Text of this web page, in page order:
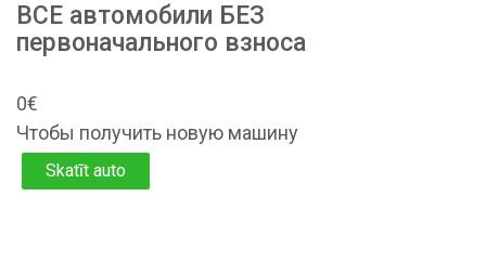
ВСЕ автомобили БЕЗ
первоначального взноса
0€
Чтобы получить новую машину
Skatīt auto